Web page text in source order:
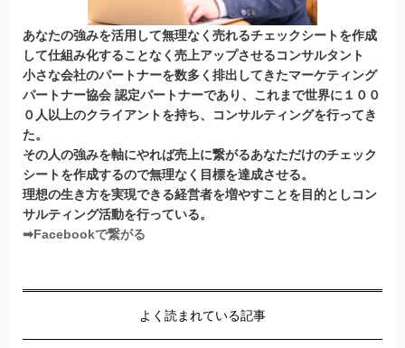
あなたの強みを活用して無理なく売れるチェックシートを作成
して仕組み化することなく売上アップさせるコンサルタント
小さな会社のパートナーを数多く排出してきたマーケティング
パートナー協会 認定パートナーであり、これまで世界に１００
０人以上のクライアントを持ち、コンサルティングを行ってき
た。
その人の強みを軸にやれば売上に繋がるあなただけのチェック
シートを作成するので無理なく目標を達成させる。
理想の生き方を実現できる経営者を増やすことを目的としコン
サルティング活動を行っている。
➡Facebookで繋がる
よく読まれている記事